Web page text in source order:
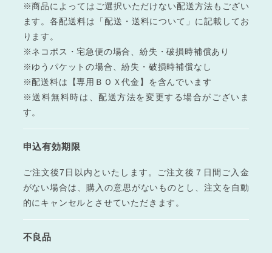
※商品によってはご選択いただけない配送方法もござい
ます。各配送料は「配送・送料について」に記載してお
ります。
※ネコポス・宅急便の場合、紛失・破損時補償あり
※ゆうパケットの場合、紛失・破損時補償なし
※配送料は【専用ＢＯＸ代金】を含んでいます
※送料無料時は、配送方法を変更する場合がございま
す。
申込有効期限
ご注文後7日以内といたします。ご注文後７日間ご入金
がない場合は、購入の意思がないものとし、注文を自動
的にキャンセルとさせていただきます。
不良品